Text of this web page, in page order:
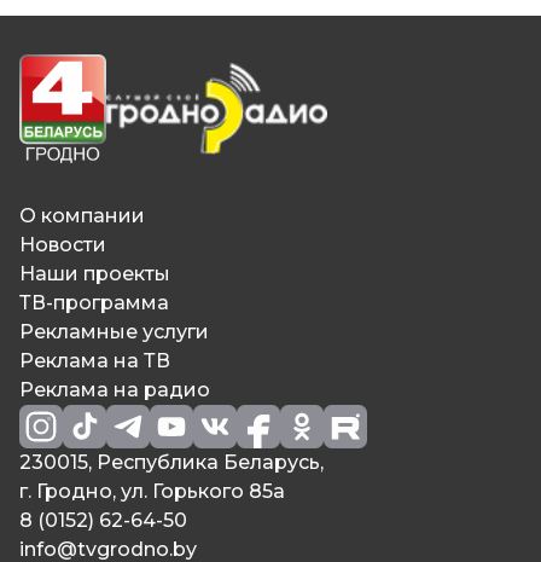
О компании
Новости
Наши проекты
ТВ-программа
Рекламные услуги
Реклама на ТВ
Реклама на радио
230015, Республика Беларусь,
г. Гродно, ул. Горького 85а
8 (0152) 62-64-50
info@tvgrodno.by